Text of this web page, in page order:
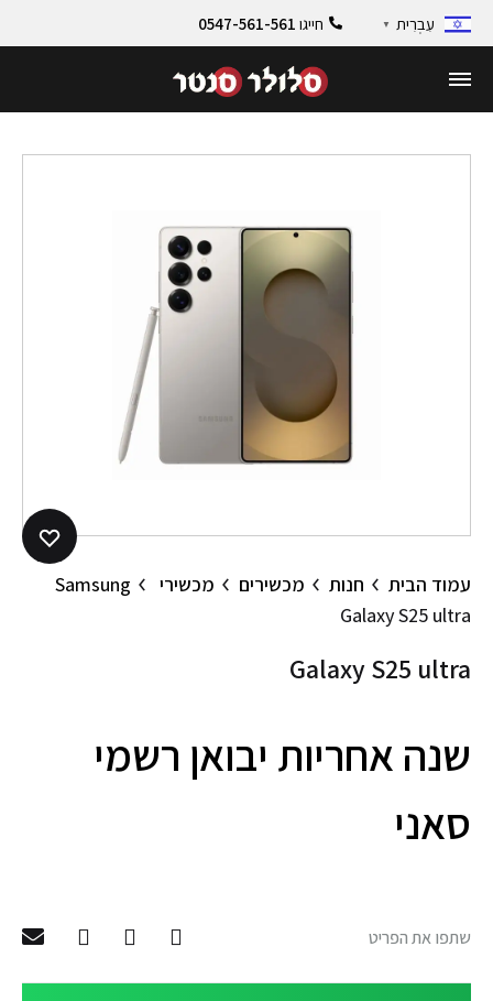
עִבְרִית ▼ חייגו 0547-561-561
עמוד הבית חנות מכשירים
מכשירי Samsung
Galaxy S25 ultra
Galaxy S25 ultra
שנה אחריות יבואן רשמי
סאני
שתפו את הפריט